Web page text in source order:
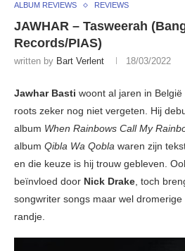
ALBUM REVIEWS REVIEWS
JAWHAR – Tasweerah
Records/PIAS)
written by Bart Verlent 18/03/2022
Jawhar Basti woont al jaren in
roots zeker nog niet vergeten. Hij
album When Rainbows Call My
album Qibla Wa Qobla waren zijn
en die keuze is hij trouw gebleven.
beïnvloed door Nick Drake, toch
songwriter songs maar wel
randje.